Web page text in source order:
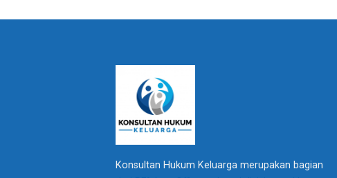
Konsultan Hukum Keluarga merupakan bagian